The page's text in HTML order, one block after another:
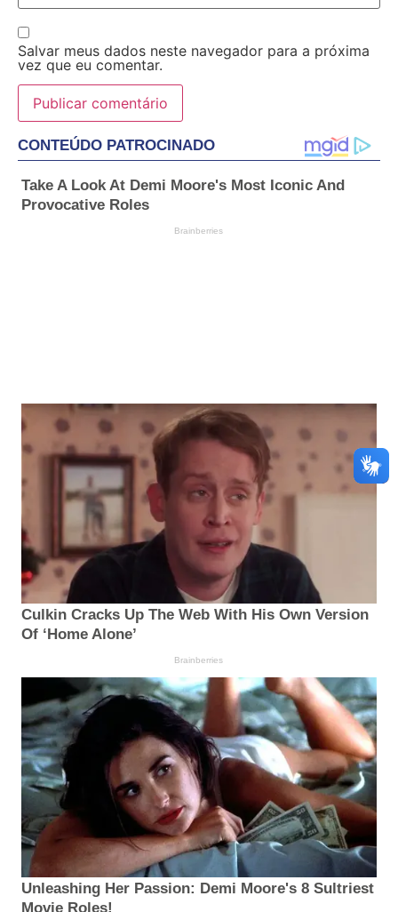
Salvar meus dados neste navegador para a próxima
vez que eu comentar.